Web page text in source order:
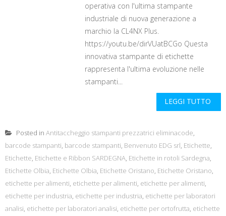
operativa con l'ultima stampante
industriale di nuova generazione a
marchio la CL4NX Plus.
https://youtu.be/dirVUatBCGo Questa
innovativa stampante di etichette
rappresenta l'ultima evoluzione nelle
stampanti...
LEGGI TUTTO
Posted in Antitaccheggio stampanti prezzatrici eliminacode,
barcode stampanti, barcode stampanti, Benvenuto EDG srl, Etichette,
Etichette, Etichette e Ribbon SARDEGNA, Etichette in rotoli Sardegna,
Etichette Olbia, Etichette Olbia, Etichette Oristano, Etichette Oristano,
etichette per alimenti, etichette per alimenti, etichette per alimenti,
etichette per industria, etichette per industria, etichette per laboratori
analisi, etichette per laboratori analisi, etichette per ortofrutta, etichette